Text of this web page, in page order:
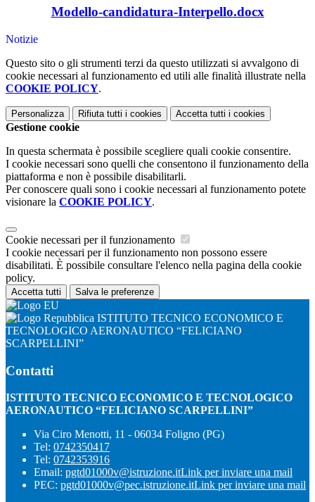
Modello-candidatura-Interpello.docx
Notizie
Questo sito o gli strumenti terzi da questo utilizzati si avvalgono di
cookie necessari al funzionamento ed utili alle finalità illustrate nella
COOKIE POLICY.
Personalizza Rifiuta tutti i cookies Accetta tutti i cookies
Gestione cookie
In questa schermata è possibile scegliere quali cookie consentire.
I cookie necessari sono quelli che consentono il funzionamento della
piattaforma e non è possibile disabilitarli.
Per conoscere quali sono i cookie necessari al funzionamento potete
visionare la COOKIE POLICY.
Cookie necessari per il funzionamento
I cookie necessari per il funzionamento non possono essere
disabilitati. È possibile consultare l'elenco nella pagina della cookie
policy.
Accetta tutti Salva le preferenze
ISTITUTO TECNICO ECONOMICO E
TECNOLOGICO AERONAUTICO “FELICIANO
SCARPELLINI”
Contatti
ISTITUTO TECNICO ECONOMICO E TECNOLOGICO
AERONAUTICO “FELICIANO SCARPELLINI”
Via Ciro Menotti, 11 - 06034 Foligno (PG)
Tel: 0742350417
Tel: 0742353916
Email: pgtd01000v@istruzione.itLink per inviare una mail
PEC: pgtd01000v@pec.istruzione.itLink per inviare una mail